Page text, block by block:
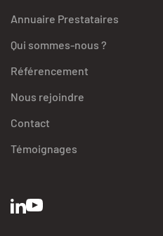
Annuaire Prestataires
Qui sommes-nous ?
Référencement
Nous rejoindre
Contact
Témoignages